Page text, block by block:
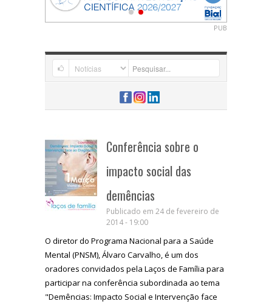
PUB
Conferência sobre o
impacto social das
demências
Publicado em 24 de fevereiro de
2014 - 19:00
O diretor do Programa Nacional para a Saúde
Mental (PNSM), Álvaro Carvalho, é um dos
oradores convidados pela Laços de Família para
participar na conferência subordinada ao tema
"Demências: Impacto Social e Intervenção face